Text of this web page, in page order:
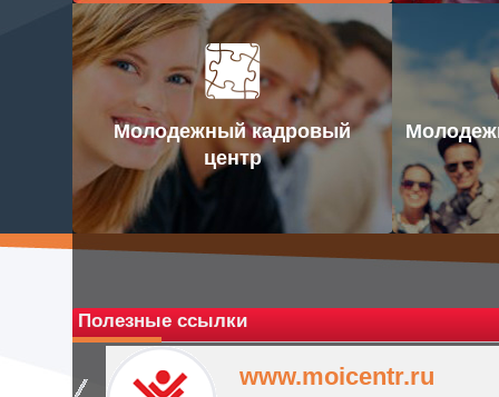
Молодежный кадровый
центр
Полезные ссылки
www.moicentr.ru